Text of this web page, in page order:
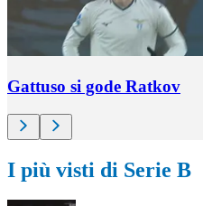
Gattuso si gode Ratkov
I più visti di Serie B